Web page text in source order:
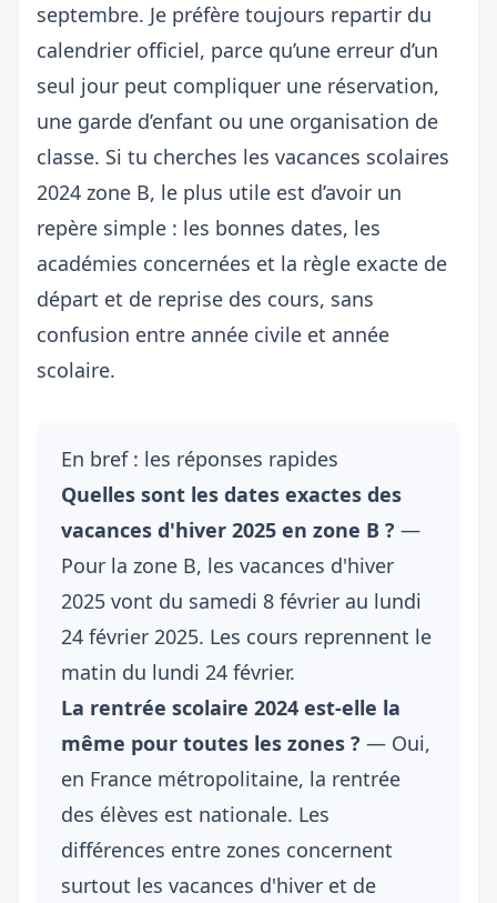
septembre. Je préfère toujours repartir du
calendrier officiel, parce qu’une erreur d’un
seul jour peut compliquer une réservation,
une garde d’enfant ou une organisation de
classe. Si tu cherches les vacances scolaires
2024 zone B, le plus utile est d’avoir un
repère simple : les bonnes dates, les
académies concernées et la règle exacte de
départ et de reprise des cours, sans
confusion entre année civile et année
scolaire.
En bref : les réponses rapides
Quelles sont les dates exactes des
vacances d'hiver 2025 en zone B ? —
Pour la zone B, les vacances d'hiver
2025 vont du samedi 8 février au lundi
24 février 2025. Les cours reprennent le
matin du lundi 24 février.
La rentrée scolaire 2024 est-elle la
même pour toutes les zones ? — Oui,
en France métropolitaine, la rentrée
des élèves est nationale. Les
différences entre zones concernent
surtout les vacances d'hiver et de